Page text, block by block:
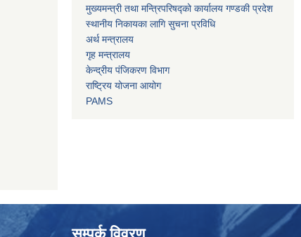
मुख्यमन्त्री तथा मन्त्रिपरिषद्को कार्यालय गण्डकी प्रदेश
स्थानीय निकायका लागि सुचना प्रविधि
अर्थ मन्त्रालय
गृह मन्त्रालय
केन्द्रीय पंजिकरण विभाग
राष्ट्रिय योजना आयोग
PAMS